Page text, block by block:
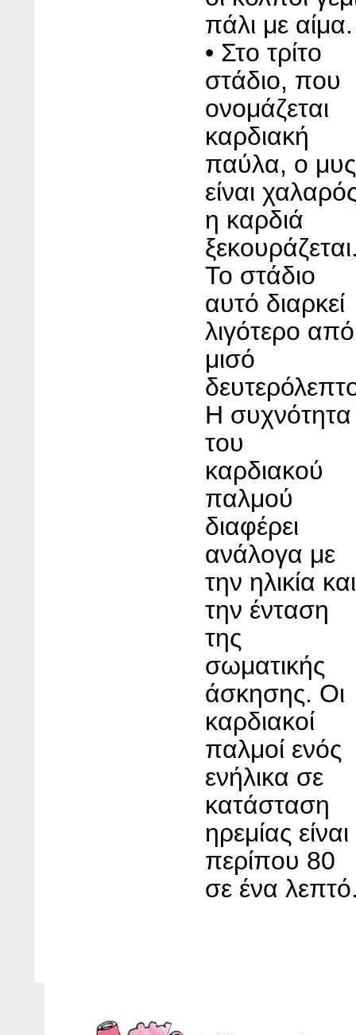
πάλι με αίμα.
• Στο τρίτο
στάδιο, που
ονομάζεται
καρδιακή
παύλα, ο μυς
είναι
η καρδιά
Το στάδιο
αυτό διαρκεί
λιγότερο από
μισό
Η συχνότητα
του
καρδιακού
παλμού
διαφέρει
ανάλογα με
την ηλικία και
την ένταση
της
σωματικής
άσκησης. Οι
καρδιακοί
παλμοί ενός
ενήλικα σε
κατάσταση
ηρεμίας είναι
περίπου 80
σε ένα